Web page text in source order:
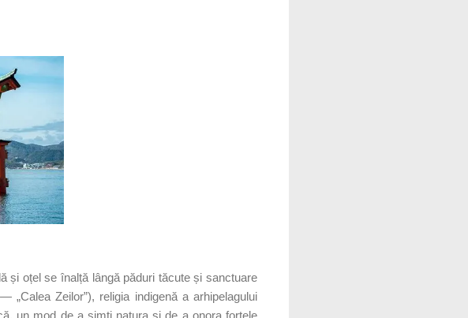
și oțel se înalță lângă păduri tăcute și sanctuare
„Calea Zeilor”), religia indigenă a arhipelagului